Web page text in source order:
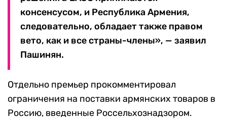
консенсусом, и Республика Армения,
следовательно, обладает также правом
вето, как и все страны-члены», — заявил
Пашинян.
Отдельно премьер прокомментировал
ограничения на поставки армянских товаров в
Россию, введенные Россельхознадзором.